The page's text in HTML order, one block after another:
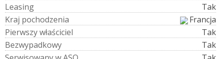
Leasing
Tak
Kraj pochodzenia
Francja
Pierwszywłaściciel
Tak
Bezwypadkowy
Tak